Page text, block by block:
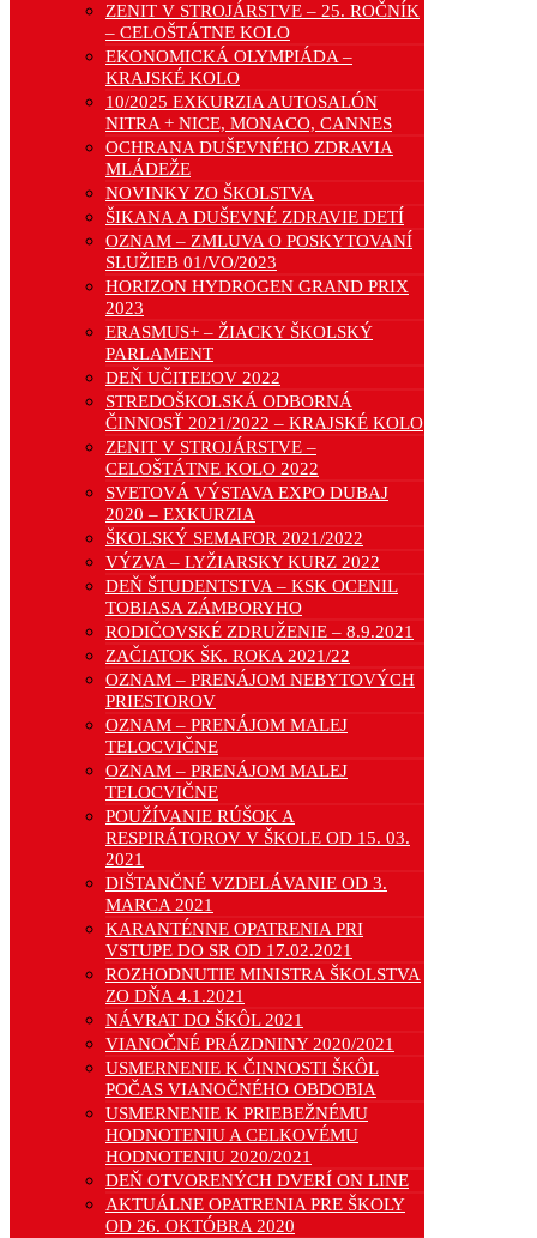
ZENIT V STROJÁRSTVE – 25. ROČNÍK
– CELOŠTÁTNE KOLO
EKONOMICKÁ OLYMPIÁDA –
KRAJSKÉ KOLO
10/2025 EXKURZIA AUTOSALÓN
NITRA + NICE, MONACO, CANNES
OCHRANA DUŠEVNÉHO ZDRAVIA
MLÁDEŽE
NOVINKY ZO ŠKOLSTVA
ŠIKANA A DUŠEVNÉ ZDRAVIE DETÍ
OZNAM – ZMLUVA O POSKYTOVANÍ
SLUŽIEB 01/VO/2023
HORIZON HYDROGEN GRAND PRIX
2023
ERASMUS+ – ŽIACKY ŠKOLSKÝ
PARLAMENT
DEŇ UČITEĽOV 2022
STREDOŠKOLSKÁ ODBORNÁ
ČINNOSŤ 2021/2022 – KRAJSKÉ KOLO
ZENIT V STROJÁRSTVE –
CELOŠTÁTNE KOLO 2022
SVETOVÁ VÝSTAVA EXPO DUBAJ
2020 – EXKURZIA
ŠKOLSKÝ SEMAFOR 2021/2022
VÝZVA – LYŽIARSKY KURZ 2022
DEŇ ŠTUDENTSTVA – KSK OCENIL
TOBIASA ZÁMBORYHO
RODIČOVSKÉ ZDRUŽENIE – 8.9.2021
ZAČIATOK ŠK. ROKA 2021/22
OZNAM – PRENÁJOM NEBYTOVÝCH
PRIESTOROV
OZNAM – PRENÁJOM MALEJ
TELOCVIČNE
OZNAM – PRENÁJOM MALEJ
TELOCVIČNE
POUŽÍVANIE RÚŠOK A
RESPIRÁTOROV V ŠKOLE OD 15. 03.
2021
DIŠTANČNÉ VZDELÁVANIE OD 3.
MARCA 2021
KARANTÉNNE OPATRENIA PRI
VSTUPE DO SR OD 17.02.2021
ROZHODNUTIE MINISTRA ŠKOLSTVA
ZO DŇA 4.1.2021
NÁVRAT DO ŠKÔL 2021
VIANOČNÉ PRÁZDNINY 2020/2021
USMERNENIE K ČINNOSTI ŠKÔL
POČAS VIANOČNÉHO OBDOBIA
USMERNENIE K PRIEBEŽNÉMU
HODNOTENIU A CELKOVÉMU
HODNOTENIU 2020/2021
DEŇ OTVORENÝCH DVERÍ ON LINE
AKTUÁLNE OPATRENIA PRE ŠKOLY
OD 26. OKTÓBRA 2020